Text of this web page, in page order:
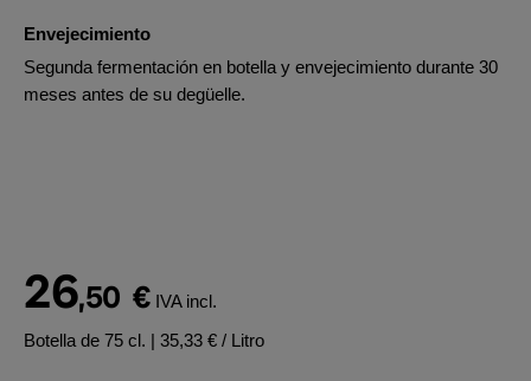
Envejecimiento
Segunda fermentación en botella y envejecimiento durante 30
meses antes de su degüelle.
26,50 € IVA incl.
Botella de 75 cl. | 35,33 € / Litro